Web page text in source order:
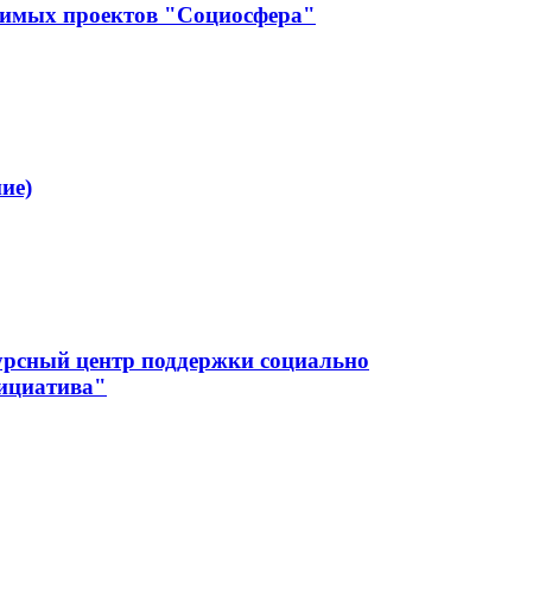
проектов "Социосфера"
центр поддержки социально